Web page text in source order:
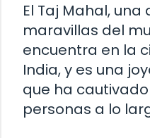
El Taj Mahal, una
maravillas del
encuentra en la
India, y es una
que ha
personas a lo